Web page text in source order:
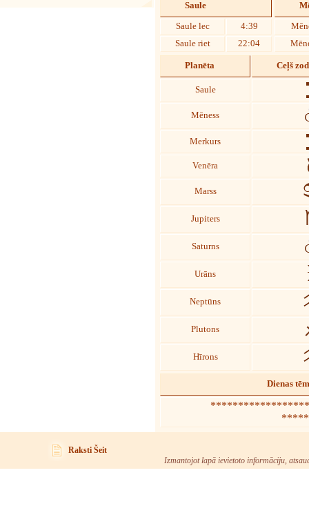
Saule
Saule lec
4:39
Saule riet
22:04
Planēta Ceļš
Saule
Mēness
Merkurs
Venēra
Marss
Jupiters
Saturns
Urāns
Neptūns
Plutons
Hīrons
Dienas
******************
Raksti Šeit
Izmantojot lapā ievietoto informāciju,